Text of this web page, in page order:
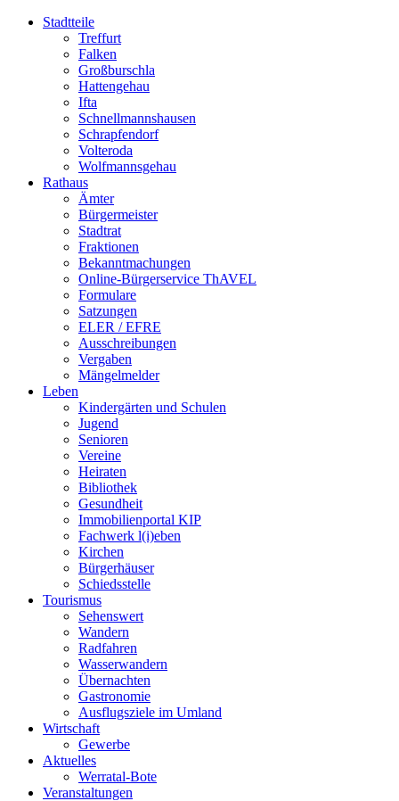
Stadtteile
Treffurt
Falken
Großburschla
Hattengehau
Ifta
Schnellmannshausen
Schrapfendorf
Volteroda
Wolfmannsgehau
Rathaus
Ämter
Bürgermeister
Stadtrat
Fraktionen
Bekanntmachungen
Online-Bürgerservice ThAVEL
Formulare
Satzungen
ELER / EFRE
Ausschreibungen
Vergaben
Mängelmelder
Leben
Kindergärten und Schulen
Jugend
Senioren
Vereine
Heiraten
Bibliothek
Gesundheit
Immobilienportal KIP
Fachwerk l(i)eben
Kirchen
Bürgerhäuser
Schiedsstelle
Tourismus
Sehenswert
Wandern
Radfahren
Wasserwandern
Übernachten
Gastronomie
Ausflugsziele im Umland
Wirtschaft
Gewerbe
Aktuelles
Werratal-Bote
Veranstaltungen